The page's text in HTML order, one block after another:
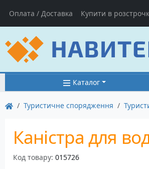
Оплата / Доставка Купити в
Каталог
Туристичне спорядження
Каністра для
Код товару: 015726